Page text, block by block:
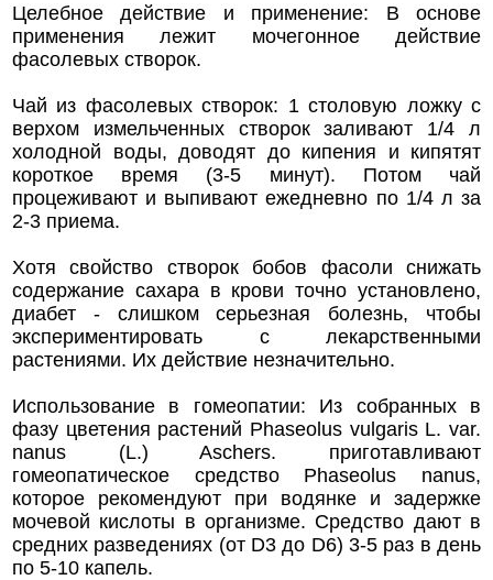
Целебное действие и применение: В основе
применения лежит мочегонное действие
фасолевых створок.
Чай из фасолевых створок: 1 столовую ложку с
верхом измельченных створок заливают 1/4 л
холодной воды, доводят до кипения и кипятят
короткое время (3-5 минут). Потом чай
процеживают и выпивают ежедневно по 1/4 л за
2-3 приема.
Хотя свойство створок бобов фасоли снижать
содержание сахара в крови точно установлено,
диабет - слишком серьезная болезнь, чтобы
экспериментировать с лекарственными
растениями. Их действие незначительно.
Использование в гомеопатии: Из собранных в
фазу цветения растений Phaseolus vulgaris L. var.
nanus (L.) Aschers. приготавливают
гомеопатическое средство Phaseolus nanus,
которое рекомендуют при водянке и задержке
мочевой кислоты в организме. Средство дают в
средних разведениях (от D3 до D6) 3-5 раз в день
по 5-10 капель.